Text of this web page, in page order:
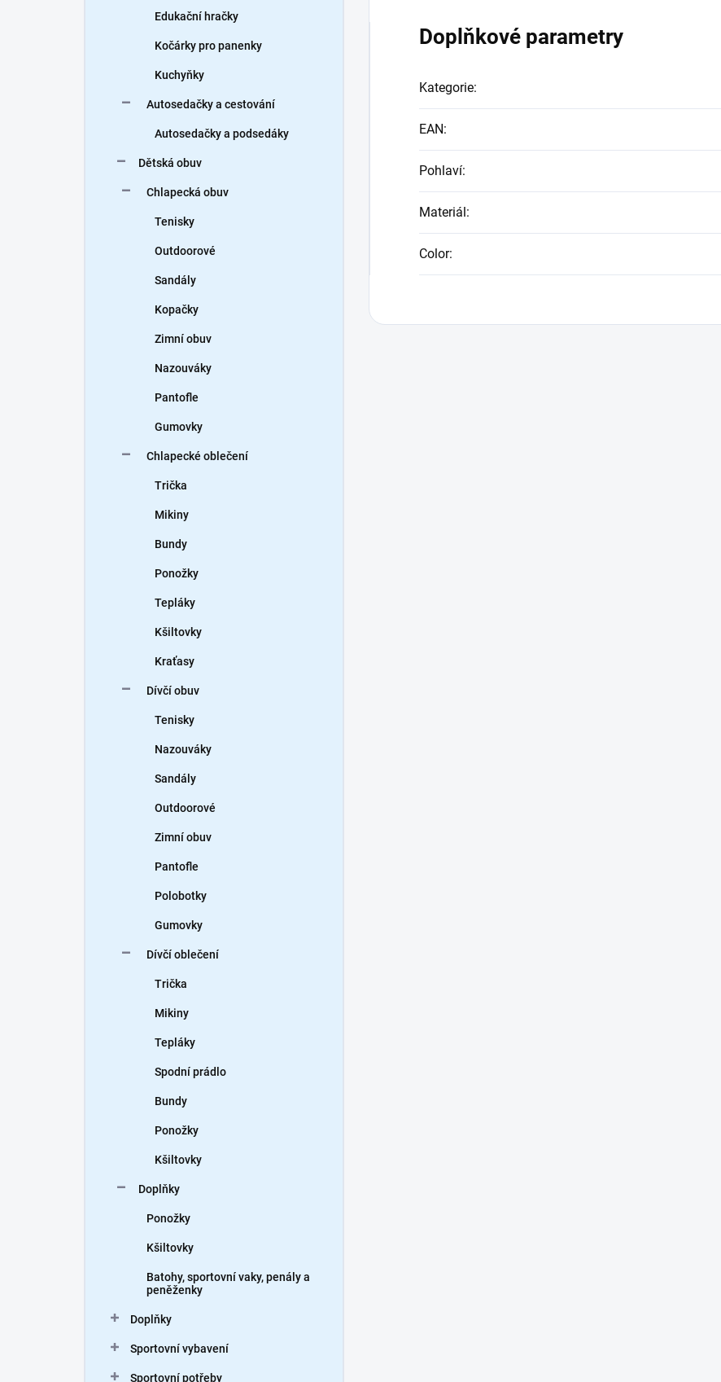
Edukační hračky
Kočárky pro panenky
Kuchyňky
Autosedačky a cestování
Autosedačky a podsedáky
Dětská obuv
Chlapecká obuv
Tenisky
Outdoorové
Sandály
Kopačky
Zimní obuv
Nazouváky
Pantofle
Gumovky
Chlapecké oblečení
Trička
Mikiny
Bundy
Ponožky
Tepláky
Kšiltovky
Kraťasy
Dívčí obuv
Tenisky
Nazouváky
Sandály
Outdoorové
Zimní obuv
Pantofle
Polobotky
Gumovky
Dívčí oblečení
Trička
Mikiny
Tepláky
Spodní prádlo
Bundy
Ponožky
Kšiltovky
Doplňky
Ponožky
Kšiltovky
Batohy, sportovní vaky, penály a
peněženky
Doplňky
Sportovní vybavení
Sportovní potřeby
Doplňkové parametry
Kategorie:
EAN:
Pohlaví:
Materiál:
Color: